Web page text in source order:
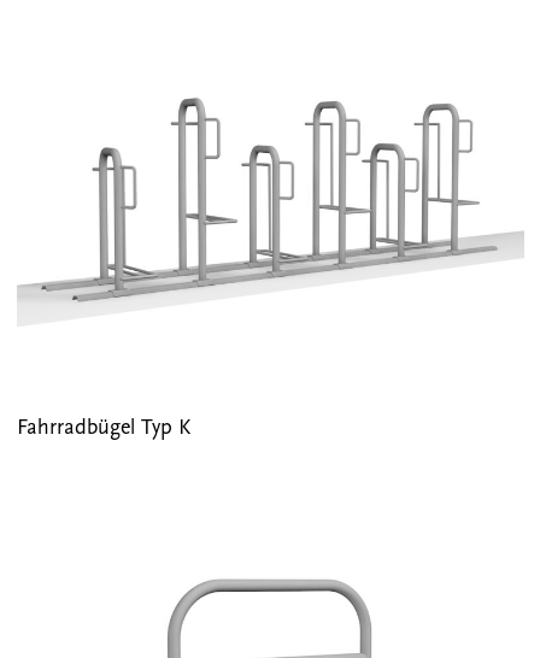
Fahrradbügel Typ K